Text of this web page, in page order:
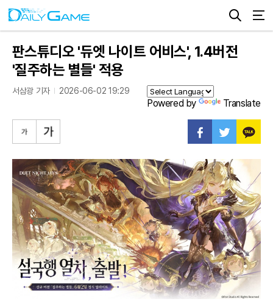
판스튜디오 '듀엣 나이트 어비스', 1.4버전
'질주하는 별들' 적용
서삼광 기자 2026-06-02 19:29
Powered by Translate